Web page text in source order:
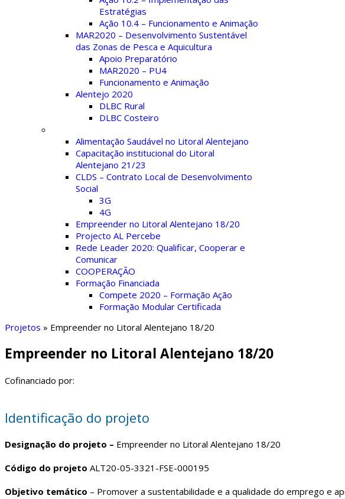
Estratégias
Ação 10.4 – Funcionamento e Animação
MAR2020 – Desenvolvimento Sustentável
das Zonas de Pesca e Aquicultura
Apoio Preparatório
MAR2020 – PU4
Funcionamento e Animação
Alentejo 2020
DLBC Rural
DLBC Costeiro
Alimentação Saudável no Litoral Alentejano
Capacitação institucional do Litoral
Alentejano 21/23
CLDS – Contrato Local de Desenvolvimento
Social
3G
4G
Empreender no Litoral Alentejano 18/20
Projecto AL Percebe
Rede Leader 2020: Qualificar, Cooperar e
Comunicar
COOPERAÇÃO
Formação Financiada
Compete 2020 – Formação Ação
Formação Modular Certificada
Projetos » Empreender no Litoral Alentejano 18/20
Empreender no Litoral Alentejano 18/20
Cofinanciado por:
Identificação do projeto
Designação do projeto – Empreender no Litoral Alentejano 18/20
Código do projeto ALT20-05-3321-FSE-000195
Objetivo temático – Promover a sustentabilidade e a qualidade do emprego e